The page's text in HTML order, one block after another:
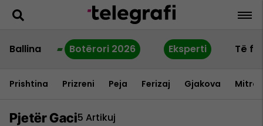
Ballina Botërori 2026 Eksperti Të
Prishtina Prizreni Peja Ferizaj Gjakova
Pjetër Gaci5 Artikuj